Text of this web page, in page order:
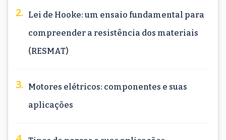
Lei de Hooke: um ensaio fundamental para
compreender a resistência dos materiais
(RESMAT)
Motores elétricos: componentes e suas
aplicações